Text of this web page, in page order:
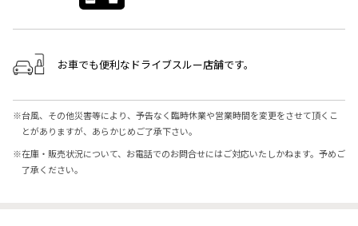
お車でも便利なドライブスルー店舗です。
※台風、その他災害等により、予告なく臨時休業や営業時間を変更をさせて頂くこ
とがありますが、あらかじめご了承下さい。
※在庫・販売状況について、お電話でのお問合せにはご対応いたしかねます。予めご
了承ください。